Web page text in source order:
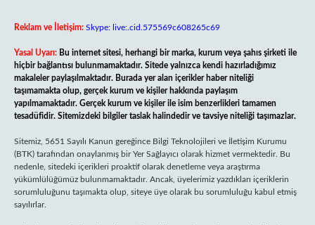
Reklam ve İletişim: Skype: live:.cid.575569c608265c69
Yasal Uyarı: Bu internet sitesi, herhangi bir marka, kurum veya şahıs şirketi ile
hiçbir bağlantısı bulunmamaktadır. Sitede yalnızca kendi hazırladığımız
makaleler paylaşılmaktadır. Burada yer alan içerikler haber niteliği
taşımamakta olup, gerçek kurum ve kişiler hakkında paylaşım
yapılmamaktadır. Gerçek kurum ve kişiler ile isim benzerlikleri tamamen
tesadüfidir. Sitemizdeki bilgiler taslak halindedir ve tavsiye niteliği taşımazlar.
Sitemiz, 5651 Sayılı Kanun gereğince Bilgi Teknolojileri ve İletişim Kurumu
(BTK) tarafından onaylanmış bir Yer Sağlayıcı olarak hizmet vermektedir. Bu
nedenle, sitedeki içerikleri proaktif olarak denetleme veya araştırma
yükümlülüğümüz bulunmamaktadır. Ancak, üyelerimiz yazdıkları içeriklerin
sorumluluğunu taşımakta olup, siteye üye olarak bu sorumluluğu kabul etmiş
sayılırlar.